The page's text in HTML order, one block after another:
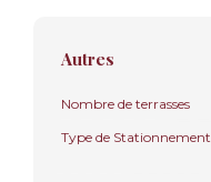
Autres
Nombre de terrasses
Type de Stationnement